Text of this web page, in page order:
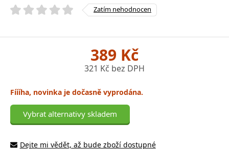
Zatím nehodnocen
389 Kč
321 Kč bez DPH
Fíííha, novinka je dočasně vyprodána.
Vybrat alternativy skladem
Dejte mi vědět, až bude zboží dostupné